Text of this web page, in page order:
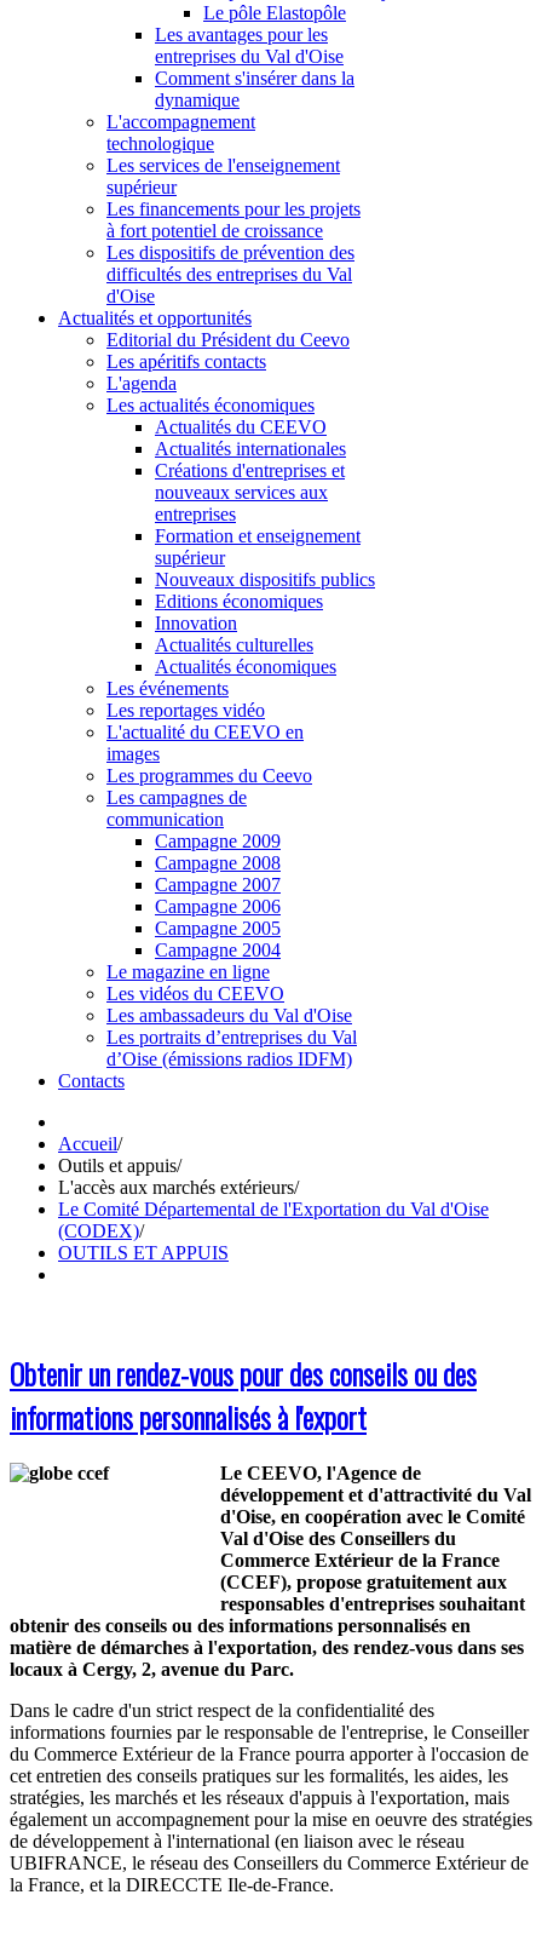
Le pôle Elastopôle
Les avantages pour les
entreprises du Val d'Oise
Comment s'insérer dans la
dynamique
L'accompagnement
technologique
Les services de l'enseignement
supérieur
Les financements pour les projets
à fort potentiel de croissance
Les dispositifs de prévention des
difficultés des entreprises du Val
d'Oise
Actualités et opportunités
Editorial du Président du Ceevo
Les apéritifs contacts
L'agenda
Les actualités économiques
Actualités du CEEVO
Actualités internationales
Créations d'entreprises et
nouveaux services aux
entreprises
Formation et enseignement
supérieur
Nouveaux dispositifs publics
Editions économiques
Innovation
Actualités culturelles
Actualités économiques
Les événements
Les reportages vidéo
L'actualité du CEEVO en
images
Les programmes du Ceevo
Les campagnes de
communication
Campagne 2009
Campagne 2008
Campagne 2007
Campagne 2006
Campagne 2005
Campagne 2004
Le magazine en ligne
Les vidéos du CEEVO
Les ambassadeurs du Val d'Oise
Les portraits d’entreprises du Val
d’Oise (émissions radios IDFM)
Contacts
Accueil/
Outils et appuis/
L'accès aux marchés extérieurs/
Le Comité Départemental de l'Exportation du Val d'Oise
(CODEX)/
OUTILS ET APPUIS
Obtenir un rendez-vous pour des conseils ou des
informations personnalisés à l'export
Le CEEVO, l'Agence de
développement et d'attractivité du Val
d'Oise, en coopération avec le Comité
Val d'Oise des Conseillers du
Commerce Extérieur de la France
(CCEF), propose gratuitement aux
responsables d'entreprises souhaitant
obtenir des conseils ou des informations personnalisés en
matière de démarches à l'exportation, des rendez-vous dans ses
locaux à Cergy, 2, avenue du Parc.
Dans le cadre d'un strict respect de la confidentialité des
informations fournies par le responsable de l'entreprise, le Conseiller
du Commerce Extérieur de la France pourra apporter à l'occasion de
cet entretien des conseils pratiques sur les formalités, les aides, les
stratégies, les marchés et les réseaux d'appuis à l'exportation, mais
également un accompagnement pour la mise en oeuvre des stratégies
de développement à l'international (en liaison avec le réseau
UBIFRANCE, le réseau des Conseillers du Commerce Extérieur de
la France, et la DIRECCTE Ile-de-France.